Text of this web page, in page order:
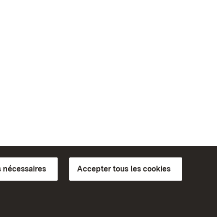
Accepter tous les cookies